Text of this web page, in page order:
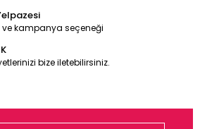
ve kampanya seçeneği
bize iletebilirsiniz.